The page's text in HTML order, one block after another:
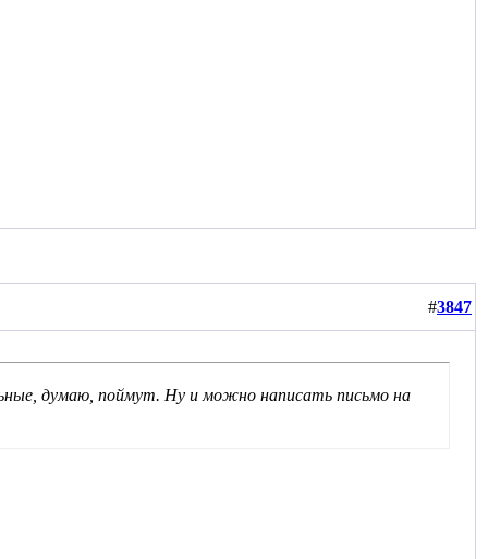
#3847
думаю, поймут. Ну и можно написать письмо на